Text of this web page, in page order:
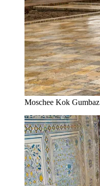
Moschee Kok Gumbaz